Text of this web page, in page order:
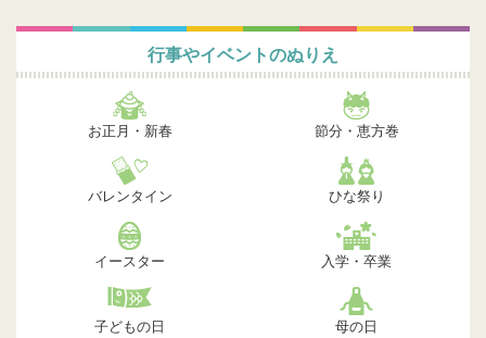
行事やイベントのぬりえ
お正月・新春 節分・恵方巻
バレンタイン ひな祭り
イースター 入学・卒業
子どもの日 母の日